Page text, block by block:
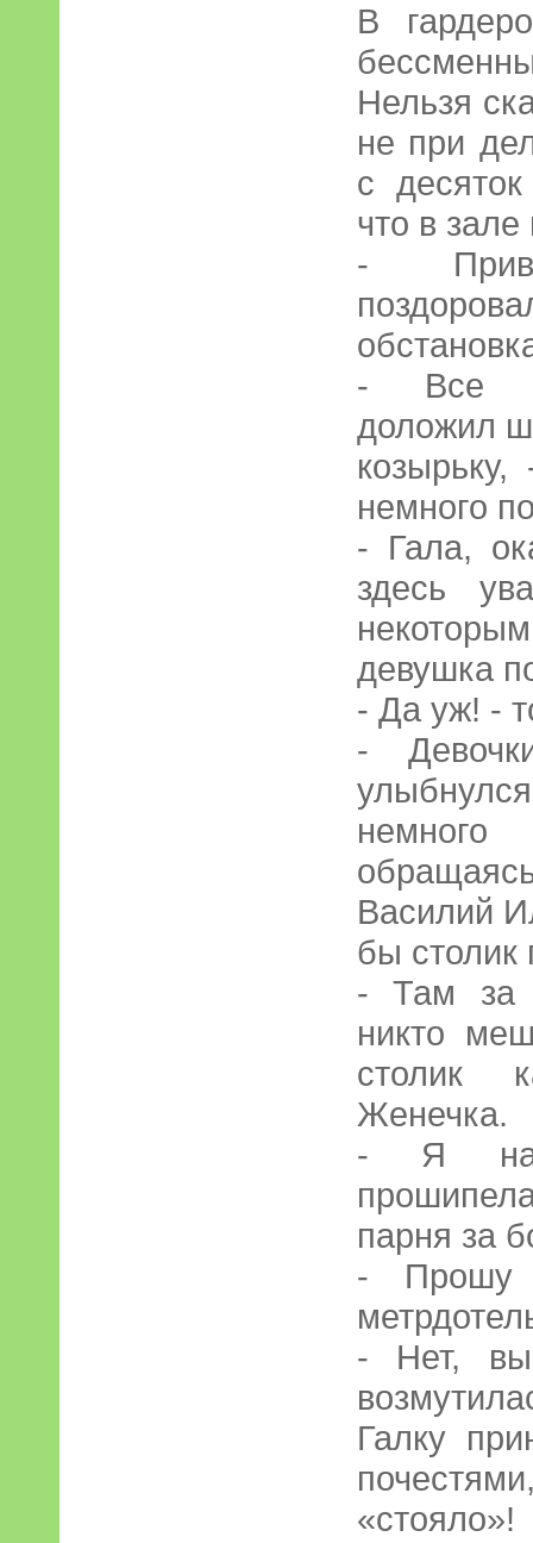
В
Нельзя
не при
с
что в
-
- Все
доложил
немного
- Гала,
здесь
девушка
- Да уж! -
-
Василий
бы столик
- Там за
никто
столик
Женечка.
- Я
парня за
- Прошу
- Нет, вы
Галку
«стояло»!